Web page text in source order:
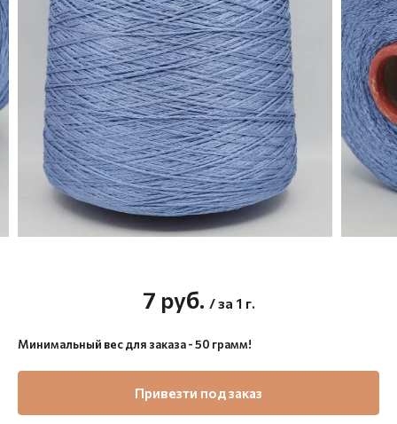
7 руб. / за 1 г.
Минимальный вес для заказа - 50 грамм!
Привезти под заказ